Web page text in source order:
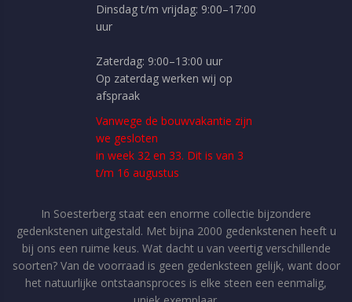
Dinsdag t/m vrijdag: 9:00–17:00
uur
Zaterdag: 9:00–13:00 uur
Op zaterdag werken wij op
afspraak
Vanwege de bouwvakantie zijn
we gesloten
in week 32 en 33. Dit is van 3
t/m 16 augustus
In Soesterberg staat een enorme collectie bijzondere
gedenkstenen uitgestald. Met bijna 2000 gedenkstenen heeft u
bij ons een ruime keus. Wat dacht u van veertig verschillende
soorten? Van de voorraad is geen gedenksteen gelijk, want door
het natuurlijke ontstaansproces is elke steen een eenmalig,